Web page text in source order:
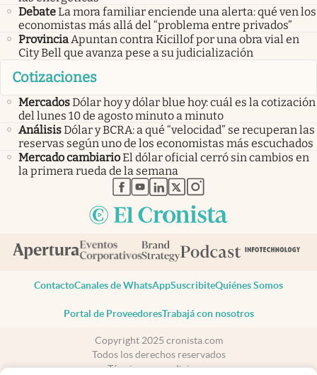
DebateLa mora familiar enciende una alerta: qué ven los
economistas más allá del “problema entre privados”
ProvinciaApuntan contra Kicillof por una obra vial en
City Bell que avanza pese a su judicialización
Cotizaciones
MercadosDólar hoy y dólar blue hoy: cuál es la cotización
del lunes 10 de agosto minuto a minuto
AnálisisDólar y BCRA: a qué “velocidad” se recuperan las
reservas según uno de los economistas más escuchados
Mercado cambiarioEl dólar oficial cerró sin cambios en
la primera rueda de la semana
abre en nueva pestaña
abre en nueva pestaña
abre en nueva pestaña
abre en nueva pestaña
abre en nueva pestaña
ContactoCanales de WhatsAppSuscribiteQuiénes Somos
Portal de ProveedoresTrabajá con nosotros
Copyright 2025 cronista.com
Todos los derechos reservados
Términos y condiciones